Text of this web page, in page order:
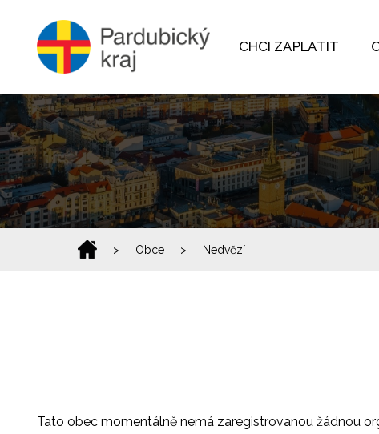
CHCI ZAPLATIT
> Obce > Nedvězí
Tato obec momentálně nemá zaregistrovanou žádnou